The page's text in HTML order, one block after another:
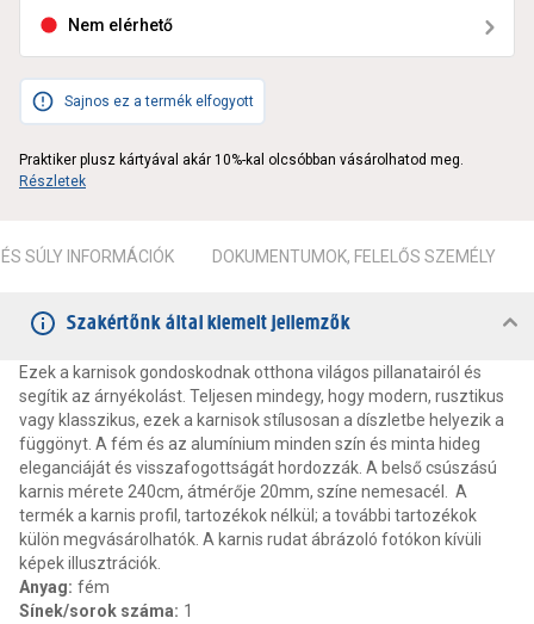
Nem elérhető
Sajnos ez a termék elfogyott
Praktiker plusz kártyával akár 10%-kal olcsóbban vásárolhatod meg.
Részletek
SÚLY INFORMÁCIÓK DOKUMENTUMOK, FELELŐS SZEMÉLY
Szakértőnk által kiemelt jellemzők
Ezek a karnisok gondoskodnak otthona világos pillanatairól és
segítik az árnyékolást. Teljesen mindegy, hogy modern, rusztikus
vagy klasszikus, ezek a karnisok stílusosan a díszletbe helyezik a
függönyt. A fém és az alumínium minden szín és minta hideg
eleganciáját és visszafogottságát hordozzák. A belső csúszású
karnis mérete 240cm, átmérője 20mm, színe nemesacél. A
termék a karnis profil, tartozékok nélkül; a további tartozékok
külön megvásárolhatók. A karnis rudat ábrázoló fotókon kívüli
képek illusztrációk.
Anyag: fém
Sínek/sorok száma: 1